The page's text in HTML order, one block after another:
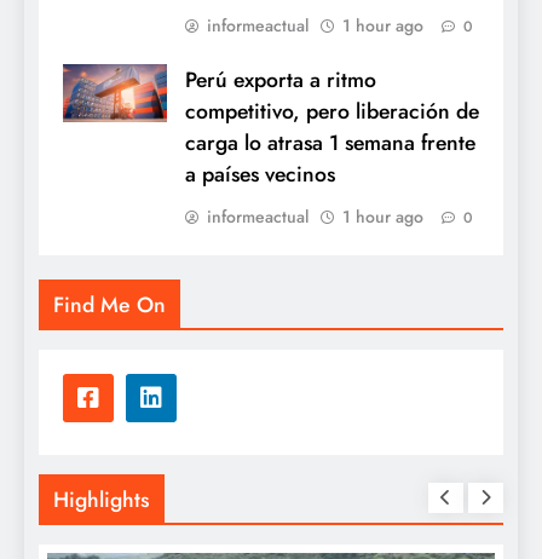
informeactual 1 hour ago 0
Perú exporta a ritmo
competitivo, pero liberación de
carga lo atrasa 1 semana frente
a países vecinos
informeactual 1 hour ago 0
Find Me On
Highlights